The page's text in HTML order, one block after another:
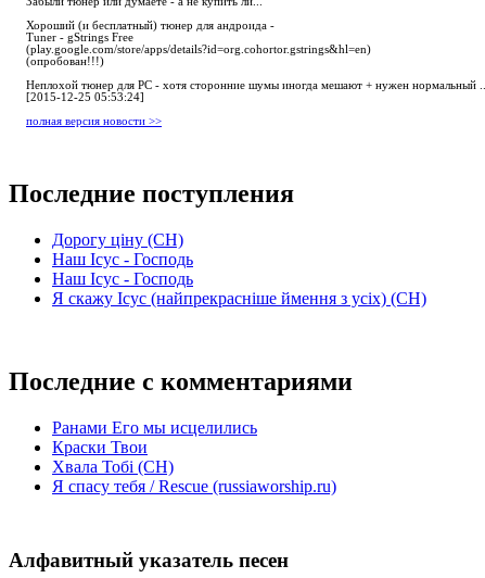
Хороший (и бесплатный) тюнер для андроида -
Tuner - gStrings Free
(play.google.com/store/apps/details?id=org.cohortor.gstrings&hl=en)
(опробован!!!)
Неплохой тюнер для РС - хотя сторонние шумы иногда мешают + нужен нормальный ...
[2015-12-25 05:53:24]
полная версия новости >>
Последние поступления
Дорогу ціну (СН)
Наш Ісус - Господь
Наш Ісус - Господь
Я скажу Ісус (найпрекрасніше ймення з усіх) (СН)
Последние с комментариями
Ранами Его мы исцелились
Краски Твои
Хвала Тобі (СН)
Я спасу тебя / Rescue (russiaworship.ru)
Алфавитный указатель песен